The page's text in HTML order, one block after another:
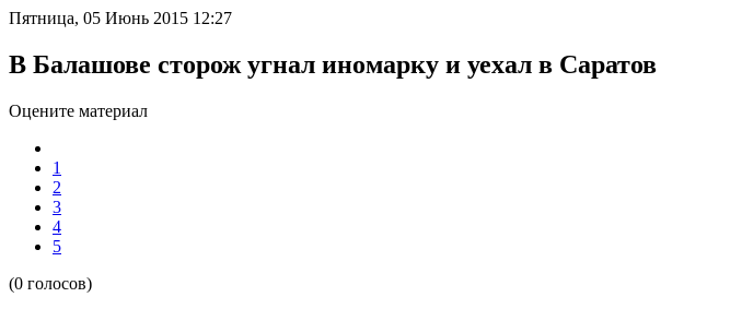
Пятница, 05 Июнь 2015 12:27
В Балашове сторож угнал иномарку и уехал в Саратов
Оцените материал
1
2
3
4
5
(0 голосов)